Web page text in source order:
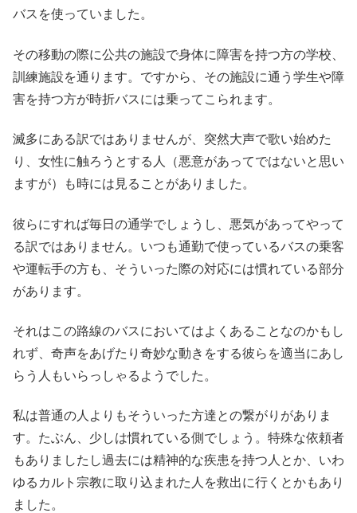
バスを使っていました。
その移動の際に公共の施設で身体に障害を持つ方の学校、
訓練施設を通ります。ですから、その施設に通う学生や障
害を持つ方が時折バスには乗ってこられます。
滅多にある訳ではありませんが、突然大声で歌い始めた
り、女性に触ろうとする人（悪意があってではないと思い
ますが）も時には見ることがありました。
彼らにすれば毎日の通学でしょうし、悪気があってやって
る訳ではありません。いつも通勤で使っているバスの乗客
や運転手の方も、そういった際の対応には慣れている部分
があります。
それはこの路線のバスにおいてはよくあることなのかもし
れず、奇声をあげたり奇妙な動きをする彼らを適当にあし
らう人もいらっしゃるようでした。
私は普通の人よりもそういった方達との繋がりがありま
す。たぶん、少しは慣れている側でしょう。特殊な依頼者
もありましたし過去には精神的な疾患を持つ人とか、いわ
ゆるカルト宗教に取り込まれた人を救出に行くとかもあり
ました。